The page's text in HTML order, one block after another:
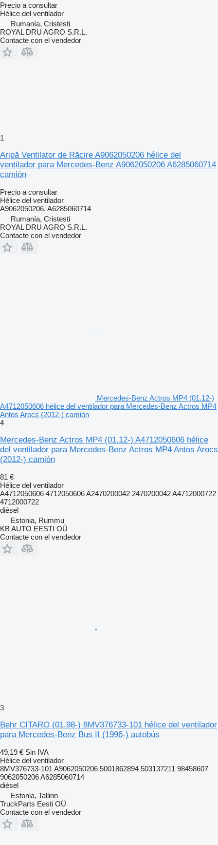
Precio a consultar
Hélice del ventilador
Rumanía, Cristesti
ROYAL DRU AGRO S.R.L.
Contacte con el vendedor
1
Aripă Ventilator de Răcire A9062050206 hélice del
ventilador para Mercedes-Benz A9062050206 A6285060714
camión
Precio a consultar
Hélice del ventilador
A9062050206, A6285060714
Rumanía, Cristesti
ROYAL DRU AGRO S.R.L.
Contacte con el vendedor
Mercedes-Benz Actros MP4 (01.12-)
A4712050606 hélice del ventilador para Mercedes-Benz Actros MP4
Antos Arocs (2012-) camión
4
Mercedes-Benz Actros MP4 (01.12-) A4712050606 hélice
del ventilador para Mercedes-Benz Actros MP4 Antos Arocs
(2012-) camión
81 €
Hélice del ventilador
A4712050606 4712050606 A2470200042 2470200042 A4712000722
4712000722
diésel
Estonia, Rummu
KB AUTO EESTI OÜ
Contacte con el vendedor
3
Behr CITARO (01.98-) 8MV376733-101 hélice del ventilador
para Mercedes-Benz Bus II (1996-) autobús
49,19 € Sin IVA
Hélice del ventilador
8MV376733-101 A9062050206 5001862894 503137211 98458607
9062050206 A6285060714
diésel
Estonia, Tallinn
TruckParts Eesti OÜ
Contacte con el vendedor